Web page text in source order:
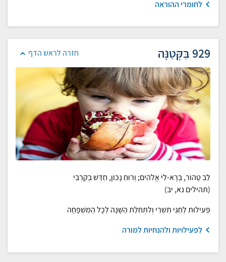
לחומרי ההוראה
חזרה לראש הדף 929 בַּקְּטַנָּה
לֵב טָהוֹר, בְּרָא-לִי אֱלֹהִים; וְרוּחַ נָכוֹן, חַדֵּשׁ בְּקִרְבִּי
(תהילים נא, יב)
פְּעִילוּת לְחַגֵי תִשְׁרֵי וְלִתְחִלַת הַשָּׁנָה לְכָל הַמִּשְׁפָּחָה
לֵפעילויות ולהנחיות למורה